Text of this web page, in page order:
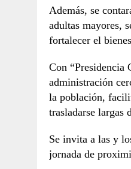
Además, se
adultas mayores,
fortalecer el
Con “Presidencia
administración
la población,
trasladarse largas
Se invita a las y
jornada de